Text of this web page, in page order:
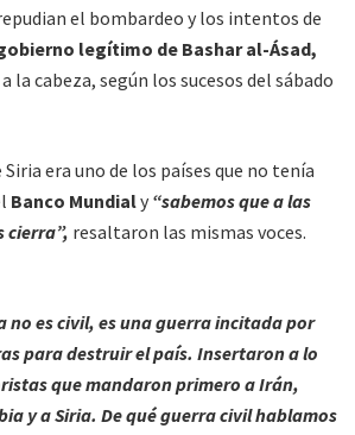
el bombardeo y los intentos de
legítimo de Bashar al-Ásad,
la cabeza, según los sucesos del sábado
era uno de los países que no tenía
Banco Mundialy “sabemos que a las
cierra”, resaltaron las mismas voces.
no es civil, es una guerra incitada por
para destruir el país. Insertaron a lo
que mandaron primero a Irán,
y a Siria. De qué guerra civil hablamos